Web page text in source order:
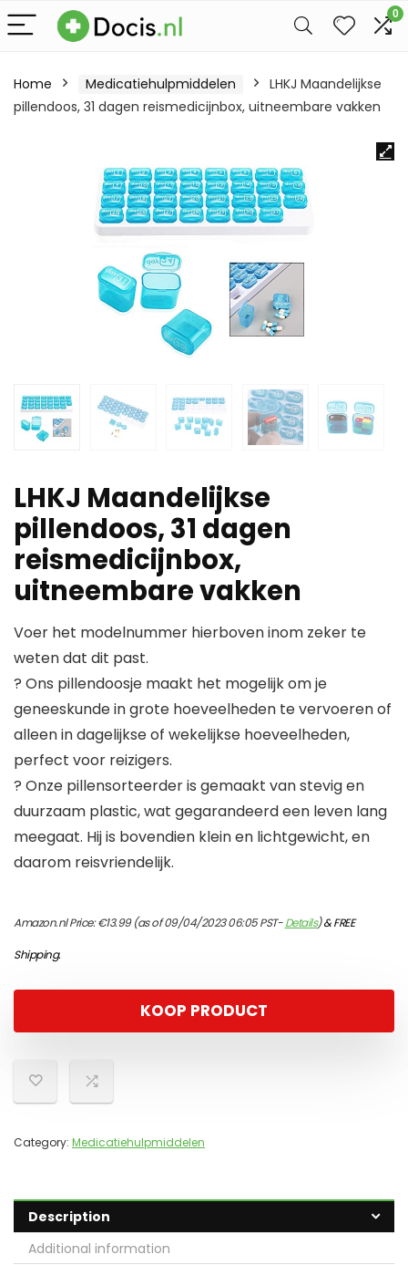
0
Home Medicatiehulpmiddelen
LHKJ Maandelijkse
pillendoos, 31 dagen reismedicijnbox, uitneembare vakken
LHKJ Maandelijkse
pillendoos, 31 dagen
reismedicijnbox,
uitneembare vakken
Voer het modelnummer hierboven inom zeker te
weten dat dit past.
? Ons pillendoosje maakt het mogelijk om je
geneeskunde in grote hoeveelheden te vervoeren of
alleen in dagelijkse of wekelijkse hoeveelheden,
perfect voor reizigers.
? Onze pillensorteerder is gemaakt van stevig en
duurzaam plastic, wat gegarandeerd een leven lang
meegaat. Hij is bovendien klein en lichtgewicht, en
daarom reisvriendelijk.
Amazon.nl Price:€13.99(as of 09/04/2023 06:05 PST-Details)&FREE
Shipping.
KOOP PRODUCT
Category: Medicatiehulpmiddelen
Description
Additional information